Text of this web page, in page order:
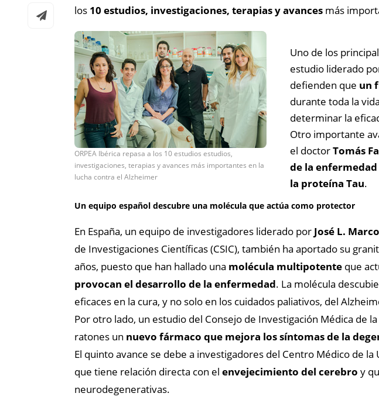
los 10 estudios, investigaciones, terapias y avances más
ORPEA Ibérica repasa a los 10 estudios estudios,
investigaciones, terapias y avances más importantes en la
lucha contra el Alzheimer
Uno de los
estudio liderado
defienden que un
durante toda la
determinar la
Otro importante
el doctorTomás
de la enfermedad
la proteína Tau.
Un equipo español descubre una molécula que actúa como protector
En España, un equipo de investigadores liderado por José L.
de Investigaciones Científicas (CSIC), también ha aportado su
años, puesto que han hallado una molécula multipotente que
provocan el desarrollo de la enfermedad. La molécula
eficaces en la cura, y no solo en los cuidados paliativos, del
Por otro lado, un estudio del Consejo de Investigación Médica de
ratones un nuevo fármaco que mejora los síntomas de la
El quinto avance se debe a investigadores del Centro Médico de
que tiene relación directa con el envejecimiento del cerebro y
neurodegenerativas.